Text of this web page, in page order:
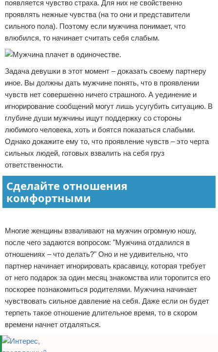
появляется чувство страха. Для них не свойственно
проявлять нежные чувства (на то они и представители
сильного пола). Поэтому если мужчина понимает, что
влюбился, то начинает считать себя слабым.
Задача девушки в этот момент – доказать своему партнеру
иное. Вы должны дать мужчине понять, что в проявлении
чувств нет совершенно ничего страшного. А уединение и
игнорирование сообщений могут лишь усугубить ситуацию. В
глубине души мужчины ищут поддержку со стороны
любимого человека, хоть и боятся показаться слабыми.
Однако докажите ему то, что проявление чувств – это черта
сильных людей, готовых взвалить на себя груз
ответственности.
Сделайте отношения
комфортными
Многие женщины взваливают на мужчин огромную ношу,
после чего задаются вопросом: "Мужчина отдалился в
отношениях – что делать?" Оно и не удивительно, что
партнер начинает игнорировать красавицу, которая требует
от него подарок за один месяц знакомства или торопится его
поскорее познакомиться родителями. Мужчина начинает
чувствовать сильное давление на себя. Даже если он будет
терпеть такое отношение длительное время, то в скором
времени начнет отдаляться.